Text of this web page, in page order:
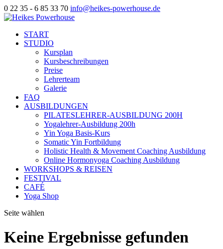
0 22 35 - 6 85 33 70 info@heikes-powerhouse.de
START
STUDIO
Kursplan
Kursbeschreibungen
Preise
Lehrerteam
Galerie
FAQ
AUSBILDUNGEN
PILATESLEHRER-AUSBILDUNG 200H
Yogalehrer-Ausbildung 200h
Yin Yoga Basis-Kurs
Somatic Yin Fortbildung
Holistic Health & Movement Coaching Ausbildung
Online Hormonyoga Coaching Ausbildung
WORKSHOPS & REISEN
FESTIVAL
CAFÉ
Yoga Shop
Seite wählen
Keine Ergebnisse gefunden